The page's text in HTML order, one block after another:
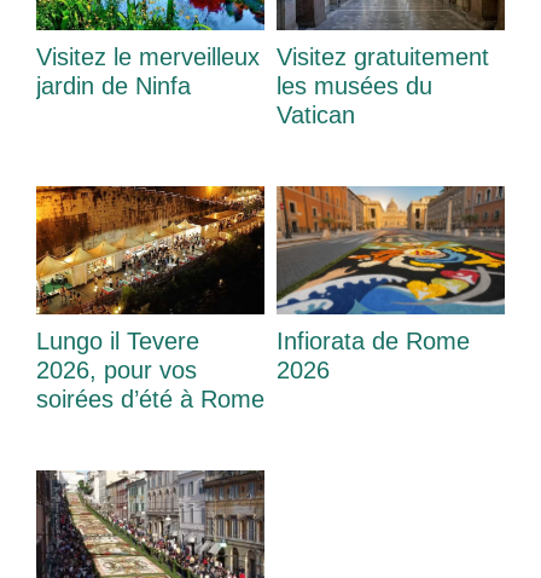
Visitez le merveilleux
jardin de Ninfa
Visitez gratuitement
les musées du
Vatican
Lungo il Tevere
2026, pour vos
soirées d’été à Rome
Infiorata de Rome
2026